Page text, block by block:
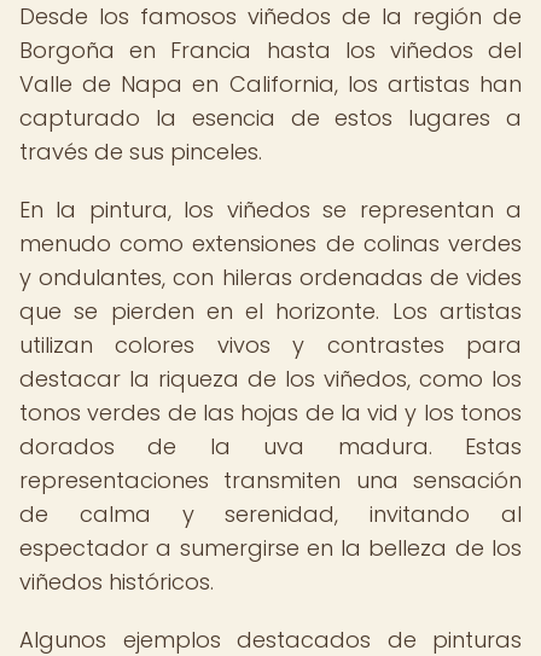
Desde los famosos viñedos de la región de
Borgoña en Francia hasta los viñedos del
Valle de Napa en California, los artistas han
capturado la esencia de estos lugares a
través de sus pinceles.
En la pintura, los viñedos se representan a
menudo como extensiones de colinas verdes
y ondulantes, con hileras ordenadas de vides
que se pierden en el horizonte. Los artistas
utilizan colores vivos y contrastes para
destacar la riqueza de los viñedos, como los
tonos verdes de las hojas de la vid y los tonos
dorados de la uva madura. Estas
representaciones transmiten una sensación
de calma y serenidad, invitando al
espectador a sumergirse en la belleza de los
viñedos históricos.
Algunos ejemplos destacados de pinturas